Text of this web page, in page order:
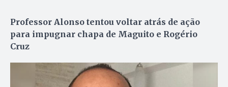
Professor Alonso tentou voltar atrás de ação
para impugnar chapa de Maguito e Rogério
Cruz